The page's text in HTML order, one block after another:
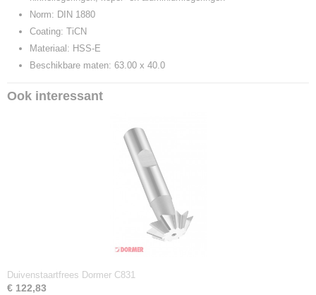
Norm: DIN 1880
Coating: TiCN
Materiaal: HSS-E
Beschikbare maten: 63.00 x 40.0
Ook interessant
Duivenstaartfrees Dormer C831
€ 122,83